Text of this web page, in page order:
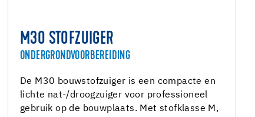
M30 STOFZUIGER
ONDERGRONDVOORBEREIDING
De M30 bouwstofzuiger is een compacte en
lichte nat-/droogzuiger voor professioneel
gebruik op de bouwplaats. Met stofklasse M,